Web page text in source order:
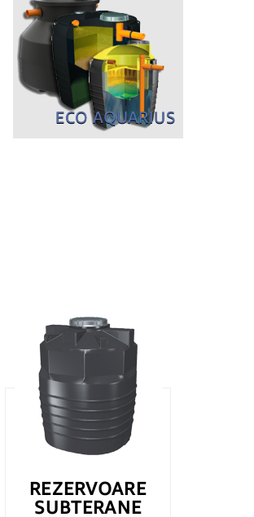
ECO AQUARIUS
REZERVOARE
SUBTERANE